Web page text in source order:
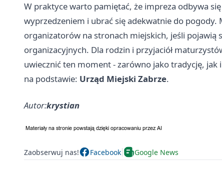
W praktyce warto pamiętać, że impreza odbywa
wyprzedzeniem i ubrać się adekwatnie do
organizatorów na stronach miejskich, jeśli
organizacyjnych. Dla rodzin i przyjaciół
uwiecznić ten moment - zarówno jako tradycję, jak
na podstawie: Urząd Miejski Zabrze.
Autor:krystian
Zaobserwuj nas! Facebook Google News